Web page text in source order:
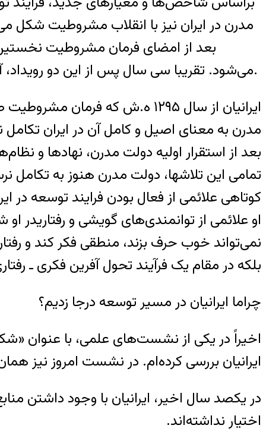
مدرن در ایران نیز با انقلاب مشروطیت شکل
بعد از امضای فرمان مشروطیت
می‌شود. تقریبا سی سال پس از این دو رویداد، آموزش و پرورش به شکل کنونی در ایران شکل می‌گیرد اما این نهاد، مسیر تعالی خود را طی نمی‌کند.
مدرن به معنای اصیل و کامل آن در ایران تکامل
بعد از استقرار اولیه دولت مدرن، نهادها و
تمامی این تلاشها، دولت مدرن هنوز به تکامل
کوتاهی علائمی از فعال بودن فرایند توسعه در
او علائمی از توانمندی‌های گویشی و
نمی‌تواند خوب حرف بزند، منطقی فکر کند و
بلکه در مقام یک فرآیند تحول آفرین فکری ـ
چراما ایرانیان در مسیر توسعه درجا زدیم؟
اخیراً در یکی از نشست‌های علمی، با عنوان
ایرانیان بررسی کرده‌ام. در نشست امروز نیز
در یکصد سال اخیر، ایرانیان با وجود داشتن
اختیار نداشته‌اند.